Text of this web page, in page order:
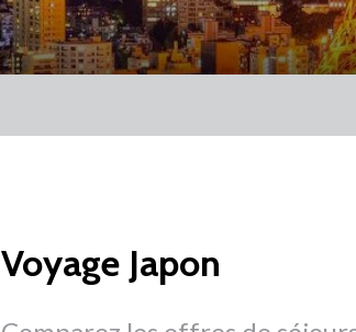
Voyage Japon